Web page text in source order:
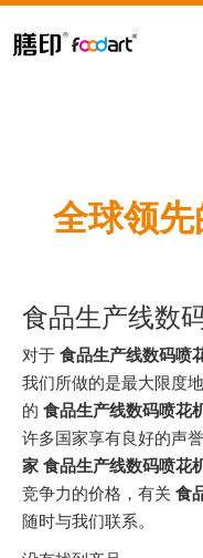
全球领
食品生产线数
对于 食品生产线数码喷
我们所做的是最大限度
的 食品生产线数码喷花
许多国家享有良好的声誉
家 食品生产线数码喷花
竞争力的价格，有关 食
随时与我们联系。